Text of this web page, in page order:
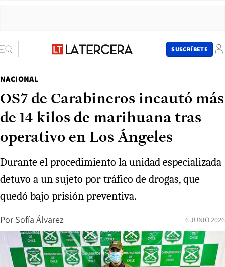
SUSCRÍBETE
NACIONAL
OS7 de Carabineros incautó más
de 14 kilos de marihuana tras
operativo en Los Ángeles
Durante el procedimiento la unidad especializada
detuvo a un sujeto por tráfico de drogas, que
quedó bajo prisión preventiva.
Por Sofía Álvarez 6 JUNIO 2026